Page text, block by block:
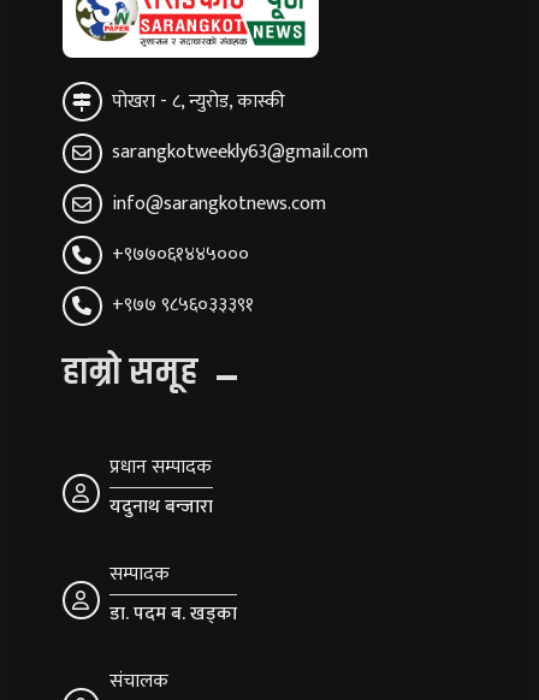
पोखरा - ८, न्युरोड, कास्की
sarangkotweekly63@gmail.com
info@sarangkotnews.com
+९७७०६१४४५०००
+९७७ ९८५६०३३३९१
हाम्रो समूह
प्रधान सम्पादक
यदुनाथ बन्जारा
सम्पादक
डा. पदम ब. खड्का
संचालक